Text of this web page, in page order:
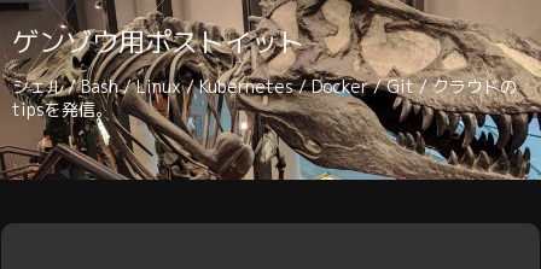
ゲンゾウ用ポストイット
シェル / Bash / Linux / Kubernetes / Docker / Git / クラウドの
tipsを発信。